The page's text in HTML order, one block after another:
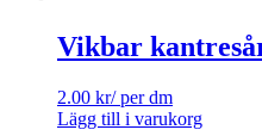
Vikbar
2.00 kr/ per dm
Lägg till i varukorg